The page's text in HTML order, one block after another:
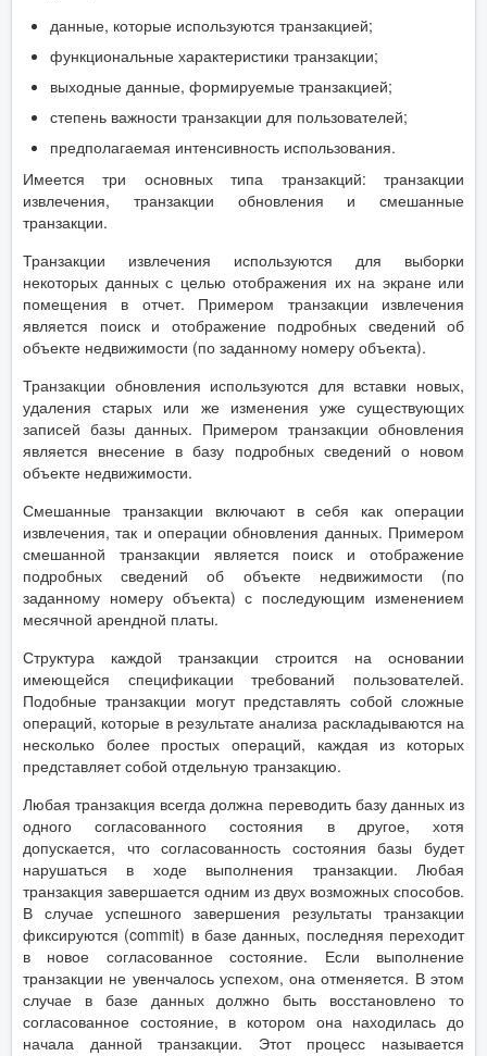
данные, которые используются транзакцией;
функциональные характеристики транзакции;
выходные данные, формируемые транзакцией;
степень важности транзакции для пользователей;
предполагаемая интенсивность использования.
Имеется три основных типа транзакций: транзакции
извлечения, транзакции обновления и смешанные
транзакции.
Транзакции извлечения используются для выборки
некоторых данных с целью отображения их на экране или
помещения в отчет. Примером транзакции извлечения
является поиск и отображение подробных сведений об
объекте недвижимости (по заданному номеру объекта).
Транзакции обновления используются для вставки новых,
удаления старых или же изменения уже существующих
записей базы данных. Примером транзакции обновления
является внесение в базу подробных сведений о новом
объекте недвижимости.
Смешанные транзакции включают в себя как операции
извлечения, так и операции обновления данных. Примером
смешанной транзакции является поиск и отображение
подробных сведений об объекте недвижимости (по
заданному номеру объекта) с последующим изменением
месячной арендной платы.
Структура каждой транзакции строится на основании
имеющейся спецификации требований пользователей.
Подобные транзакции могут представлять собой сложные
операций, которые в результате анализа раскладываются на
несколько более простых операций, каждая из которых
представляет собой отдельную транзакцию.
Любая транзакция всегда должна переводить базу данных из
одного согласованного состояния в другое, хотя
допускается, что согласованность состояния базы будет
нарушаться в ходе выполнения транзакции. Любая
транзакция завершается одним из двух возможных способов.
В случае успешного завершения результаты транзакции
фиксируются (commit) в базе данных, последняя переходит
в новое согласованное состояние. Если выполнение
транзакции не увенчалось успехом, она отменяется. В этом
случае в базе данных должно быть восстановлено то
согласованное состояние, в котором она находилась до
начала данной транзакции. Этот процесс называется